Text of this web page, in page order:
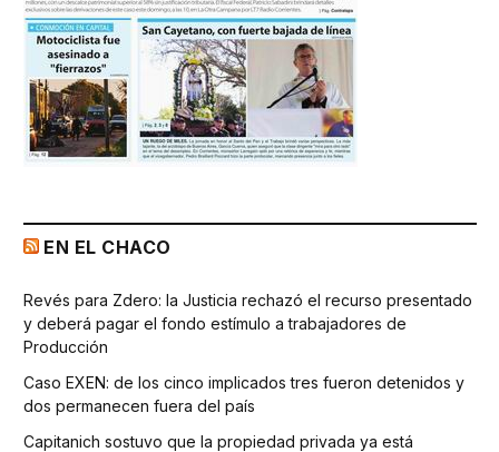
EN EL CHACO
Revés para Zdero: la Justicia rechazó el recurso presentado
y deberá pagar el fondo estímulo a trabajadores de
Producción
Caso EXEN: de los cinco implicados tres fueron detenidos y
dos permanecen fuera del país
Capitanich sostuvo que la propiedad privada ya está